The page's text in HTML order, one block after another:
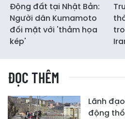
Động đất tại Nhật Bản:
Người dân Kumamoto
đối mặt với 'thảm họa
kép'
ĐỌC THÊM
Lãnh
động